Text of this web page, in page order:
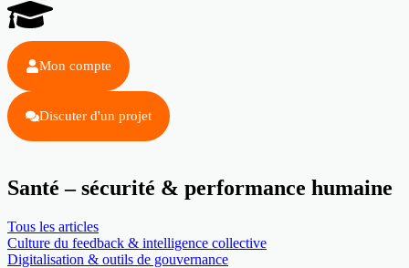
Mon compte
Discuter d'un projet
Santé – sécurité & performance humaine
Tous les articles
Culture du feedback & intelligence collective
Digitalisation & outils de gouvernance